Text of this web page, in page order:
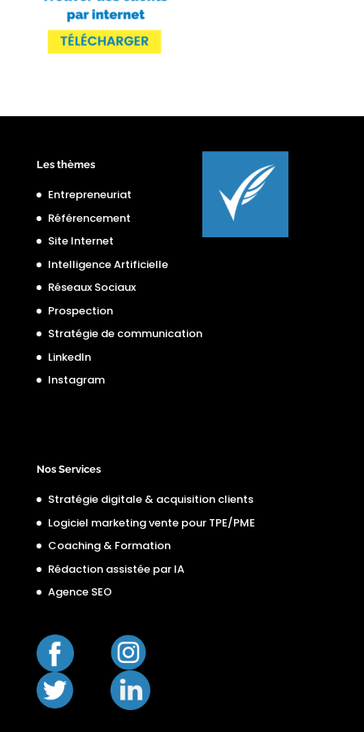
Les thèmes
Entrepreneuriat
Référencement
Site Internet
Intelligence Artificielle
Réseaux Sociaux
Prospection
Stratégie de communication
LinkedIn
Instagram
Nos Services
Stratégie digitale & acquisition clients
Logiciel marketing vente pour TPE/PME
Coaching & Formation
Rédaction assistée par IA
Agence SEO